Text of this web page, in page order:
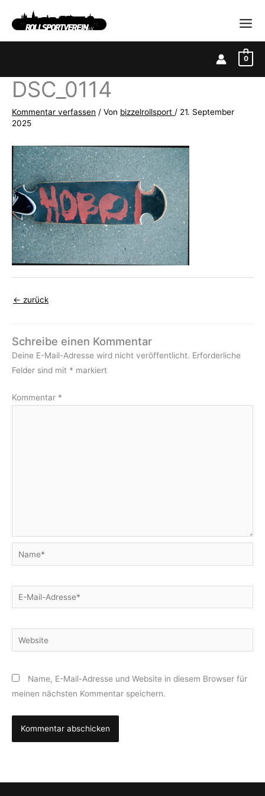
Inhalt
0
DSC_0114
Kommentar verfassen / Von bizzelrollsport / 21. September
2025
← zurück
Schreibe einen Kommentar
Deine E-Mail-Adresse wird nicht veröffentlicht. Erforderliche
Felder sind mit * markiert
Kommentar *
Name*
E-
Mail-
Website
Name, E-Mail-Adresse und Website in diesem Browser für
meinen nächsten Kommentar speichern.